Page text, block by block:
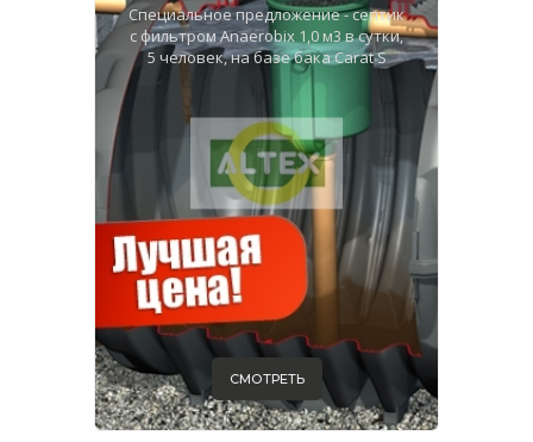
Специальное предложение - септик
с фильтром Anaerobix 1,0 м3 в сутки,
5 человек, на базе бака Carat S
СМОТРЕТЬ